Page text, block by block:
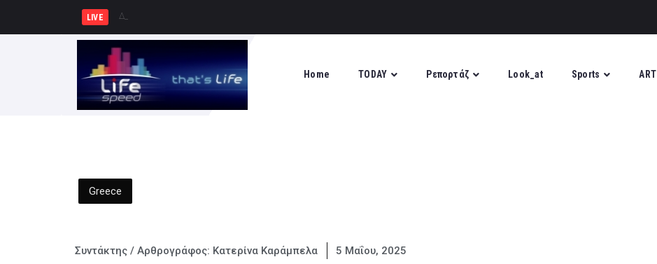
LIVE Δημιουργία Παρατηρητηρίου Έργ
Home TODAY Ρεπορτάζ Look_at Sports ART
Greece
Συντάκτης / Αρθρογράφος: Κατερίνα Καράμπελα 5 Μαΐου, 2025